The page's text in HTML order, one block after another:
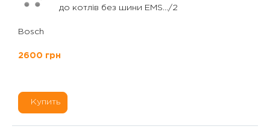
до котлів без шини EMS.../2
Bosch
2600 грн
Купить